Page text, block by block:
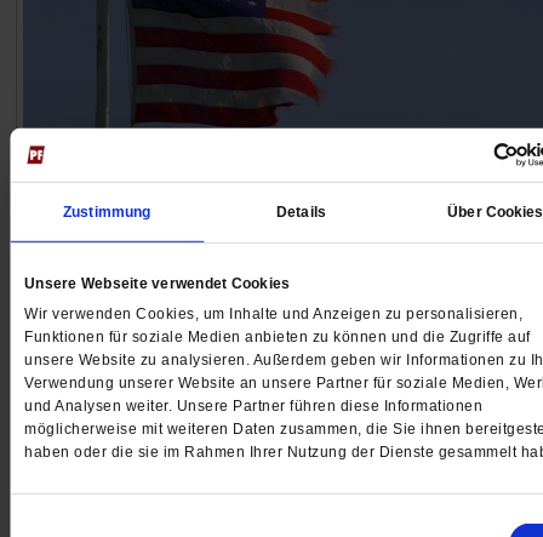
Zustimmung Details Über Cookies
Unsere Webseite verwendet Cookies
Wir verwenden Cookies, um Inhalte und Anzeigen zu personalisieren,
Funktionen für soziale Medien anbieten zu können und die Zugriffe auf
unsere Website zu analysieren. Außerdem geben wir Informationen zu
Verwendung unserer Website an unsere Partner für soziale Medien,
und Analysen weiter. Unsere Partner führen diese Informationen
möglicherweise mit weiteren Daten zusammen, die Sie ihnen
haben oder die sie im Rahmen Ihrer Nutzung der Dienste gesammelt
250 Jahre USA
Mein Amerika
Unser Autor Arnd Henze kennt das Land seit
Studienzeiten. In seinem persönlichen Essay erinnert
die Kraft der Zivilgesellschaft.
/mehr
vonArnd Henze